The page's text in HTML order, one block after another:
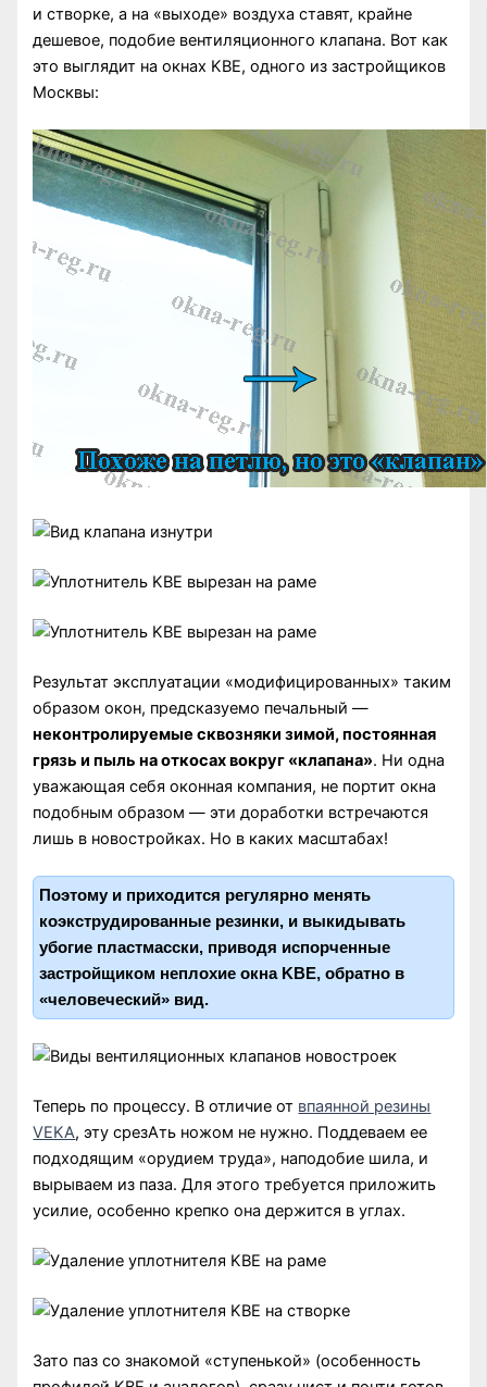
и створке, а на «выходе» воздуха ставят, крайне
дешевое, подобие вентиляционного клапана. Вот как
это выглядит на окнах KBE, одного из застройщиков
Москвы:
Результат эксплуатации «модифицированных» таким
образом окон, предсказуемо печальный —
неконтролируемые сквозняки зимой, постоянная
грязь и пыль на откосах вокруг «клапана». Ни одна
уважающая себя оконная компания, не портит окна
подобным образом — эти доработки встречаются
лишь в новостройках. Но в каких масштабах!
Поэтому и приходится регулярно менять
коэкструдированные резинки, и выкидывать
убогие пластмасски, приводя испорченные
застройщиком неплохие окна KBE, обратно в
«человеческий» вид.
Теперь по процессу. В отличие от впаянной резины
VEKA, эту срезАть ножом не нужно. Поддеваем ее
подходящим «орудием труда», наподобие шила, и
вырываем из паза. Для этого требуется приложить
усилие, особенно крепко она держится в углах.
Зато паз со знакомой «ступенькой» (особенность